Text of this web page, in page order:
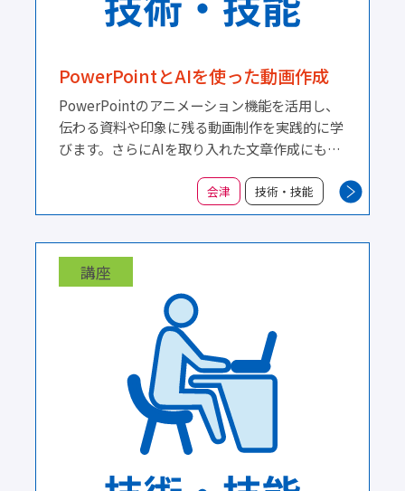
PowerPointとAIを使った動画作成
PowerPointのアニメーション機能を活用し、
伝わる資料や印象に残る動画制作を実践的に学
びます。さらにAIを取り入れた文章作成にも挑
目を引く魅力的なデモ動画を一緒に作成してみ
ませんか。
会津 技術・技能
講座